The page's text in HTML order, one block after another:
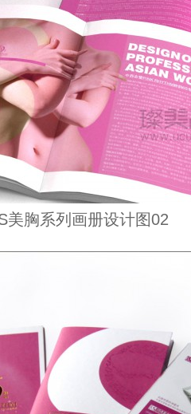
美胸系列画册设计图02